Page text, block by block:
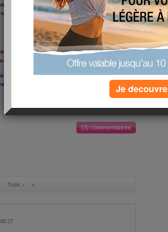
Nous nous sommes organisées via internet
une personne fidèle à son image
j'ai cette agréable impression de connaitre
vraiment perdre ces quelques kilos qui me
d'efforts... j'en suis bien consciente!
(3) commentaires
Suiv. › »
Je decouvre